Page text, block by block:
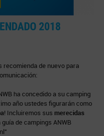
2018
recomienda de nuevo para
ha concedido a su camping
año ustedes figurarán como
! Incluiremos sus merecidas
de campings ANWB